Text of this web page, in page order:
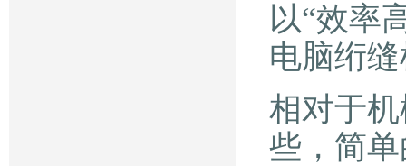
以“效率
电脑绗
相对于
些，简